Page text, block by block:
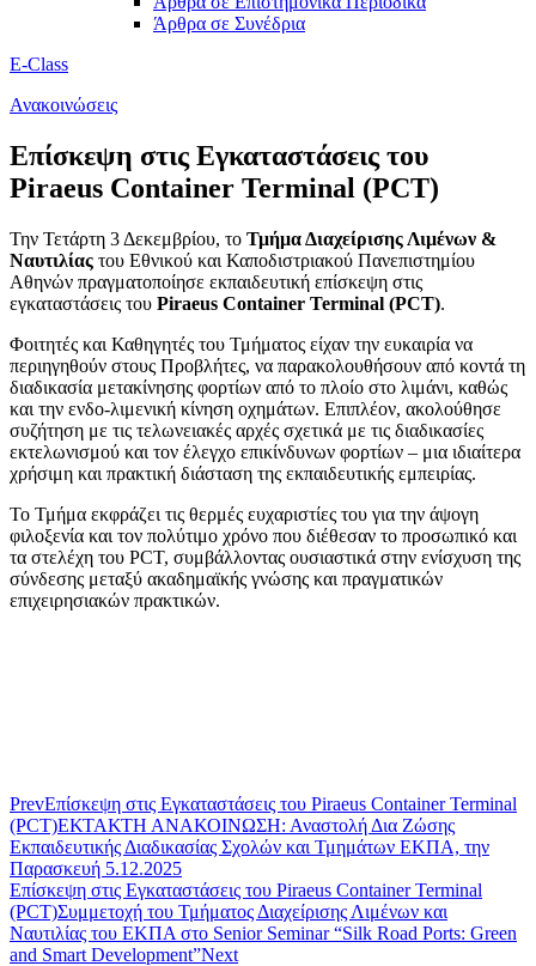
Άρθρα σε Συνέδρια
E-Class
Ανακοινώσεις
Επίσκεψη στις Εγκαταστάσεις του
Piraeus Container Terminal (PCT)
Την Τετάρτη 3 Δεκεμβρίου, το Τμήμα Διαχείρισης Λιμένων &
Ναυτιλίας του Εθνικού και Καποδιστριακού Πανεπιστημίου
Αθηνών πραγματοποίησε εκπαιδευτική επίσκεψη στις
εγκαταστάσεις του Piraeus Container Terminal (PCT).
Φοιτητές και Καθηγητές του Τμήματος είχαν την ευκαιρία να
περιηγηθούν στους Προβλήτες, να παρακολουθήσουν από κοντά τη
διαδικασία μετακίνησης φορτίων από το πλοίο στο λιμάνι, καθώς
και την ενδο-λιμενική κίνηση οχημάτων. Επιπλέον, ακολούθησε
συζήτηση με τις τελωνειακές αρχές σχετικά με τις διαδικασίες
εκτελωνισμού και τον έλεγχο επικίνδυνων φορτίων – μια ιδιαίτερα
χρήσιμη και πρακτική διάσταση της εκπαιδευτικής εμπειρίας.
Το Τμήμα εκφράζει τις θερμές ευχαριστίες του για την άψογη
φιλοξενία και τον πολύτιμο χρόνο που διέθεσαν το προσωπικό και
τα στελέχη του PCT, συμβάλλοντας ουσιαστικά στην ενίσχυση της
σύνδεσης μεταξύ ακαδημαϊκής γνώσης και πραγματικών
επιχειρησιακών πρακτικών.
PrevΕπίσκεψη στις Εγκαταστάσεις του Piraeus Container Terminal
(PCT)ΕΚΤΑΚΤΗ ΑΝΑΚΟΙΝΩΣΗ: Αναστολή Δια Ζώσης
Εκπαιδευτικής Διαδικασίας Σχολών και Τμημάτων ΕΚΠΑ, την
Παρασκευή 5.12.2025
Επίσκεψη στις Εγκαταστάσεις του Piraeus Container Terminal
(PCT)Συμμετοχή του Τμήματος Διαχείρισης Λιμένων και
Ναυτιλίας του ΕΚΠΑ στο Senior Seminar “Silk Road Ports: Green
and Smart Development”Next